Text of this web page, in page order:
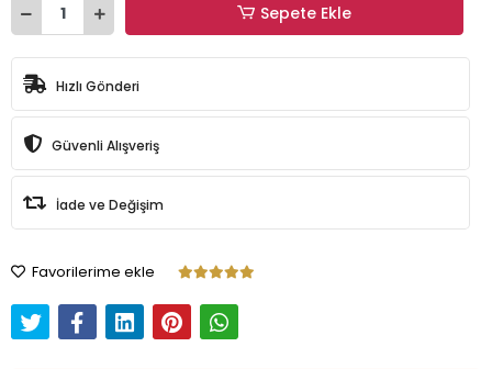
Sepete Ekle
Hızlı Gönderi
Güvenli Alışveriş
İade ve Değişim
Favorilerime ekle